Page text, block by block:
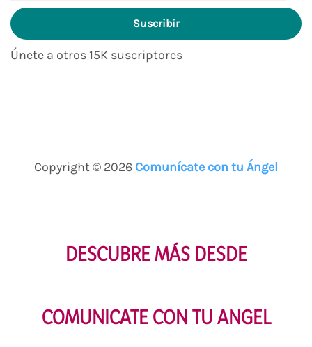
de
correo
electrónico
Suscribir
Únete a otros 15K suscriptores
Copyright © 2026 Comunícate con tu Ángel
DESCUBRE MÁS DESDE
COMUNICATE CON TU ANGEL